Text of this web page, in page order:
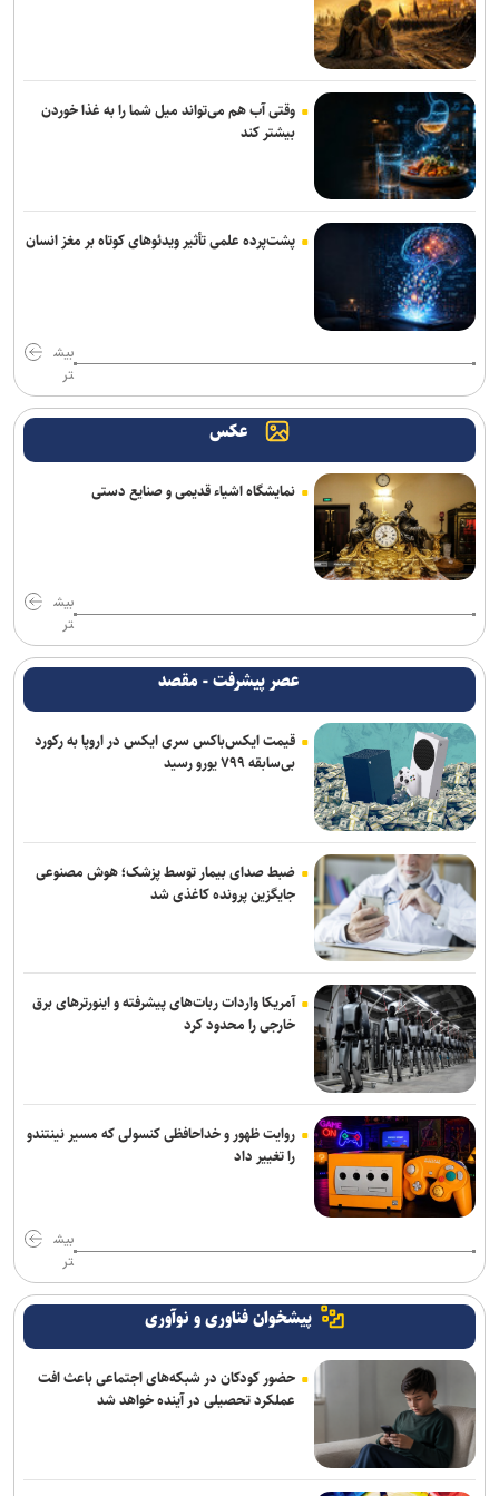
وقتی آب هم می‌تواند میل شما را به غذا خوردن
بیشتر کند
پشت‌پرده علمی تأثیر ویدئو‌های کوتاه بر مغز انسان
بیش
تر
عکس
نمایشگاه اشیاء قدیمی و صنایع دستی
بیش
تر
عصر پیشرفت - مقصد
قیمت ایکس‌باکس سری ایکس در اروپا به رکورد
بی‌سابقه ۷۹۹ یورو رسید
ضبط صدای بیمار توسط پزشک؛ هوش مصنوعی
جایگزین پرونده کاغذی شد
آمریکا واردات ربات‌های پیشرفته و اینورترهای برق
خارجی را محدود کرد
روایت ظهور و خداحافظی کنسولی که مسیر نینتندو
را تغییر داد
بیش
تر
پیشخوان فناوری و نوآوری
حضور کودکان در شبکه‌های اجتماعی باعث افت
عملکرد تحصیلی در آینده خواهد شد